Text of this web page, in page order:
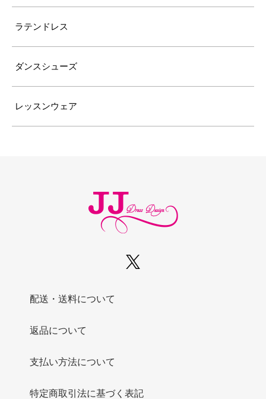
ラテンドレス
ダンスシューズ
レッスンウェア
配送・送料について
返品について
支払い方法について
特定商取引法に基づく表記